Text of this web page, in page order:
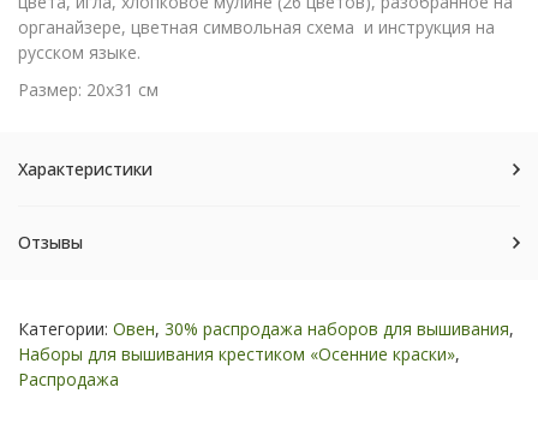
органайзере, цветная символьная схема и инструкция на
русском языке.
Размер: 20х31 см
Характеристики
Отзывы
Категории: Овен, 30% распродажа наборов для вышивания,
Наборы для вышивания крестиком «Осенние краски»,
Распродажа